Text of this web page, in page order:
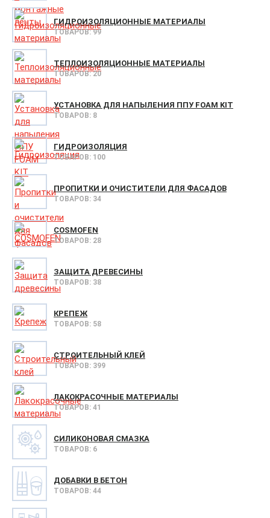
ГИДРОИЗОЛЯЦИОННЫЕ МАТЕРИАЛЫ
ТОВАРОВ: 99
ТЕПЛОИЗОЛЯЦИОННЫЕ МАТЕРИАЛЫ
ТОВАРОВ: 20
УСТАНОВКА ДЛЯ НАПЫЛЕНИЯ ППУ FOAM KIT
ТОВАРОВ: 8
ГИДРОИЗОЛЯЦИЯ
ТОВАРОВ: 100
ПРОПИТКИ И ОЧИСТИТЕЛИ ДЛЯ ФАСАДОВ
ТОВАРОВ: 34
COSMOFEN
ТОВАРОВ: 28
ЗАЩИТА ДРЕВЕСИНЫ
ТОВАРОВ: 38
КРЕПЕЖ
ТОВАРОВ: 58
СТРОИТЕЛЬНЫЙ КЛЕЙ
ТОВАРОВ: 399
ЛАКОКРАСОЧНЫЕ МАТЕРИАЛЫ
ТОВАРОВ: 41
СИЛИКОНОВАЯ СМАЗКА
ТОВАРОВ: 6
ДОБАВКИ В БЕТОН
ТОВАРОВ: 44